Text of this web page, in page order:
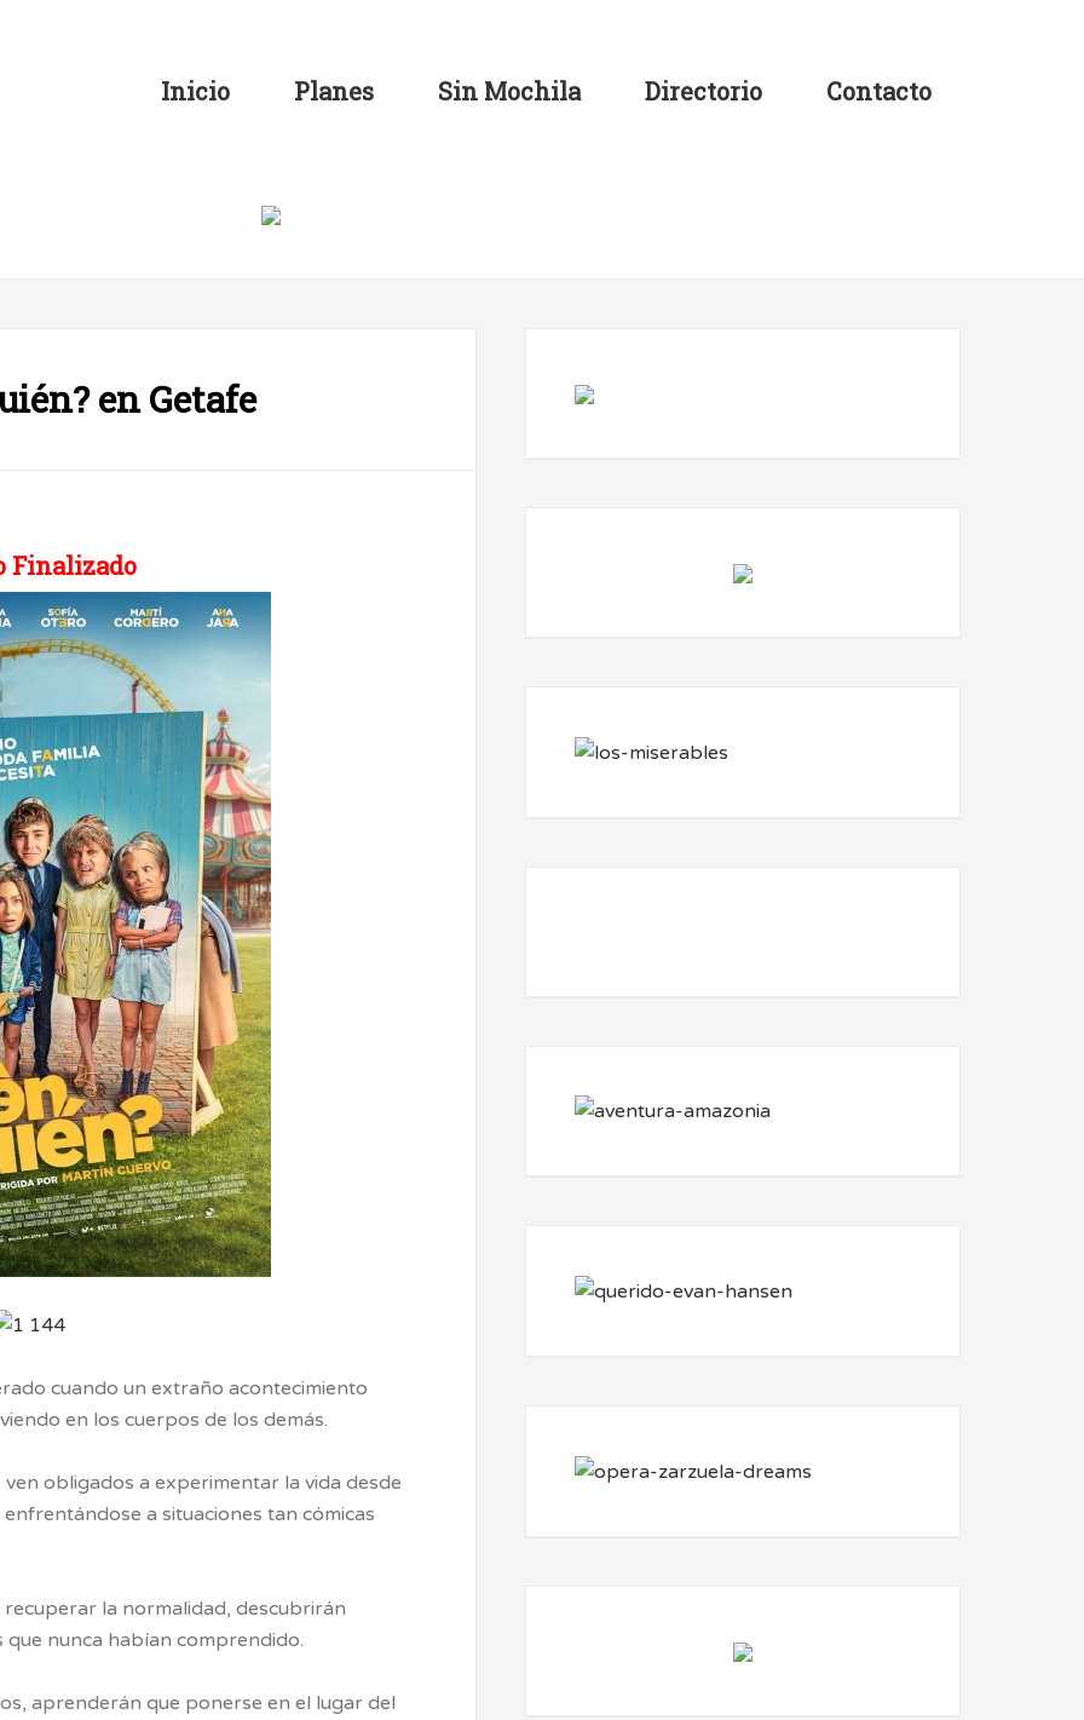
Inicio Planes Sin Mochila Directorio Contacto
en Getafe
Finalizado
cuando un extraño acontecimiento
en los cuerpos de los demás.
obligados a experimentar la vida desde
a situaciones tan cómicas
la normalidad, descubrirán
nunca habían comprendido.
aprenderán que ponerse en el lugar del